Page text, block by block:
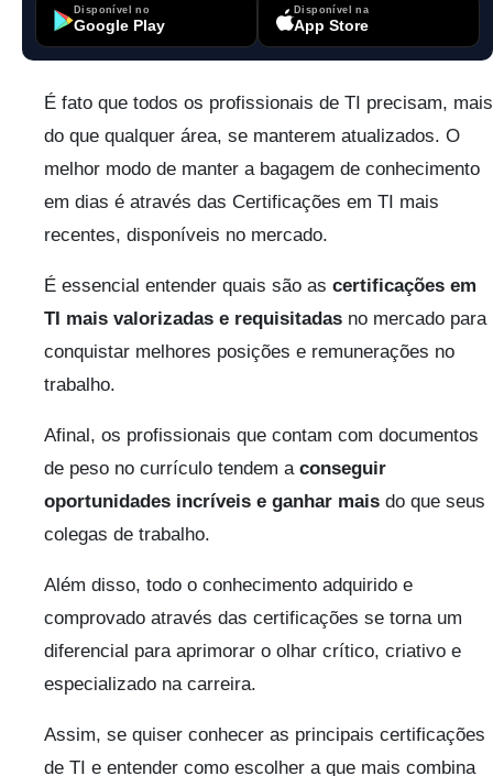
Disponível no
Google Play
Disponível na
App Store
É fato que todos os profissionais de TI precisam, mais
do que qualquer área, se manterem atualizados. O
melhor modo de manter a bagagem de conhecimento
em dias é através das Certificações em TI mais
recentes, disponíveis no mercado.
É essencial entender quais são as certificações em
TI mais valorizadas e requisitadas no mercado para
conquistar melhores posições e remunerações no
trabalho.
Afinal, os profissionais que contam com documentos
de peso no currículo tendem a conseguir
oportunidades incríveis e ganhar mais do que seus
colegas de trabalho.
Além disso, todo o conhecimento adquirido e
comprovado através das certificações se torna um
diferencial para aprimorar o olhar crítico, criativo e
especializado na carreira.
Assim, se quiser conhecer as principais certificações
de TI e entender como escolher a que mais combina